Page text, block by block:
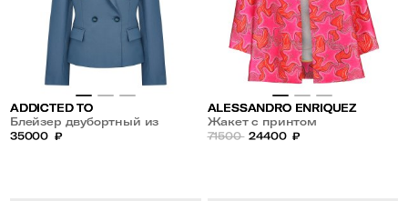
ADDICTED TO
Блейзер двубортный из
шерсти шелка
35000 ₽
ALESSANDRO ENRIQUEZ
Жакет с принтом
71500 24400 ₽